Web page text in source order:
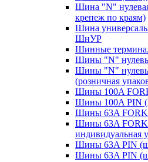
Шина "N"
крепеж по краям)
Шина
ШнУР
Шинные
Шины "N"
Шины "N"
(розничная
Шины 100A
Шины 100A PIN
Шины 63A FORK
Шины 63A FORK
индивидуальная
Шины 63A PIN
Шины 63A PIN